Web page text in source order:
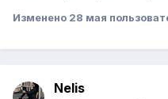
Изменено 28 мая
Nelis